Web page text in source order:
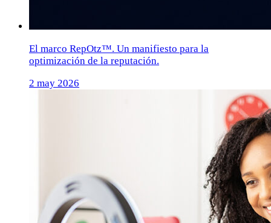
El marco RepOtz™. Un manifiesto para la
optimización de la reputación.
2 may 2026